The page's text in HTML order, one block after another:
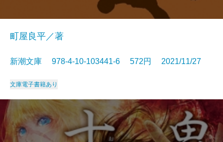
町屋良平／著
新潮文庫 978-4-10-103441-6 572円 2021/11/27
文庫電子書籍あり